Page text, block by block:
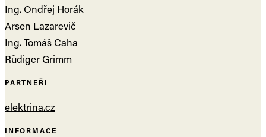
Ing. Ondřej Horák
Arsen Lazarevič
Ing. Tomáš Caha
Rüdiger Grimm
PARTNEŘI
elektrina.cz
INFORMACE